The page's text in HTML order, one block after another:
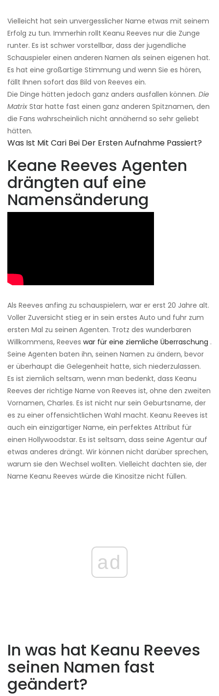
Vielleicht hat sein unvergesslicher Name etwas mit seinem
Erfolg zu tun. Immerhin rollt Keanu Reeves nur die Zunge
runter. Es ist schwer vorstellbar, dass der jugendliche
Schauspieler einen anderen Namen als seinen eigenen hat.
Es hat eine großartige Stimmung und wenn Sie es hören,
fällt Ihnen sofort das Bild von Reeves ein.
Die Dinge hätten jedoch ganz anders ausfallen können. Die
Matrix Star hatte fast einen ganz anderen Spitznamen, den
die Fans wahrscheinlich nicht annähernd so sehr geliebt
hätten.
Was Ist Mit Cari Bei Der Ersten Aufnahme Passiert?
Keane Reeves Agenten
drängten auf eine
Namensänderung
Als Reeves anfing zu schauspielern, war er erst 20 Jahre alt.
Voller Zuversicht stieg er in sein erstes Auto und fuhr zum
ersten Mal zu seinen Agenten. Trotz des wunderbaren
Willkommens, Reeves war für eine ziemliche Überraschung .
Seine Agenten baten ihn, seinen Namen zu ändern, bevor
er überhaupt die Gelegenheit hatte, sich niederzulassen.
Es ist ziemlich seltsam, wenn man bedenkt, dass Keanu
Reeves der richtige Name von Reeves ist, ohne den zweiten
Vornamen, Charles. Es ist nicht nur sein Geburtsname, der
es zu einer offensichtlichen Wahl macht. Keanu Reeves ist
auch ein einzigartiger Name, ein perfektes Attribut für
einen Hollywoodstar. Es ist seltsam, dass seine Agentur auf
etwas anderes drängt. Wir können nicht darüber sprechen,
warum sie den Wechsel wollten. Vielleicht dachten sie, der
Name Keanu Reeves würde die Kinositze nicht füllen.
ad
In was hat Keanu Reeves
seinen Namen fast
geändert?